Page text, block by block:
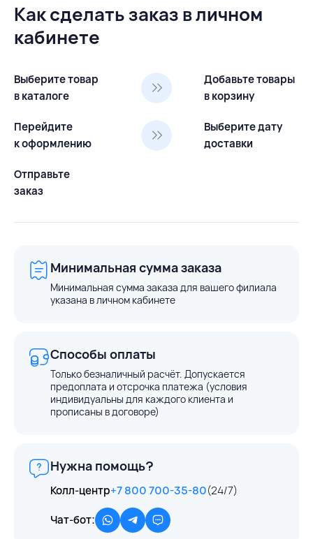
Как сделать заказ в личном
кабинете
Выберите товар
в каталоге
Добавьте товары
в корзину
Перейдите
к оформлению
Выберите дату
доставки
Отправьте
заказ
Минимальная сумма заказа
Минимальная сумма заказа для вашего филиала
указана в личном кабинете
Способы оплаты
Только безналичный расчёт. Допускается
предоплата и отсрочка платежа (условия
индивидуальны для каждого клиента и
прописаны в договоре)
Нужна помощь?
Колл-центр+7 800 700-35-80(24/7)
Чат-бот: